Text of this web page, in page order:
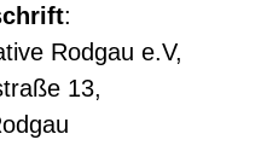
:
Rodgau e.V,
13,